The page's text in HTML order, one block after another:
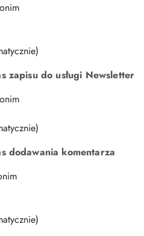
zapisu do usługi Newsletter
dodawania komentarza